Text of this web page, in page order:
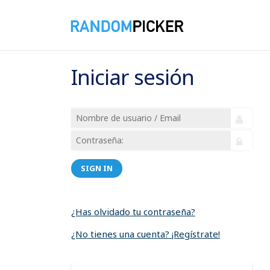
Iniciar sesión
SIGN IN
¿Has olvidado tu contraseña?
¿No tienes una cuenta? ¡Regístrate!